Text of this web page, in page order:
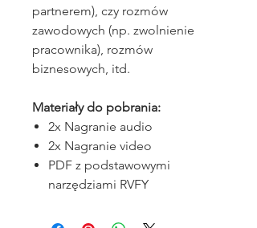
partnerem), czy rozmów
zawodowych (np. zwolnienie
pracownika), rozmów
biznesowych, itd.
Materiały do pobrania:
2x Nagranie audio
2x Nagranie video
PDF z podstawowymi
narzędziami RVFY